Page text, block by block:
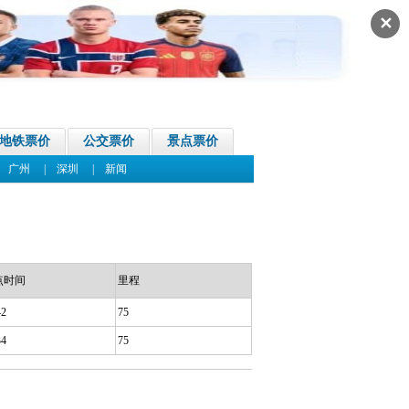
✕
地铁票价 公交票价 景点票价
广州 深圳 新闻
时间 里程
75
75